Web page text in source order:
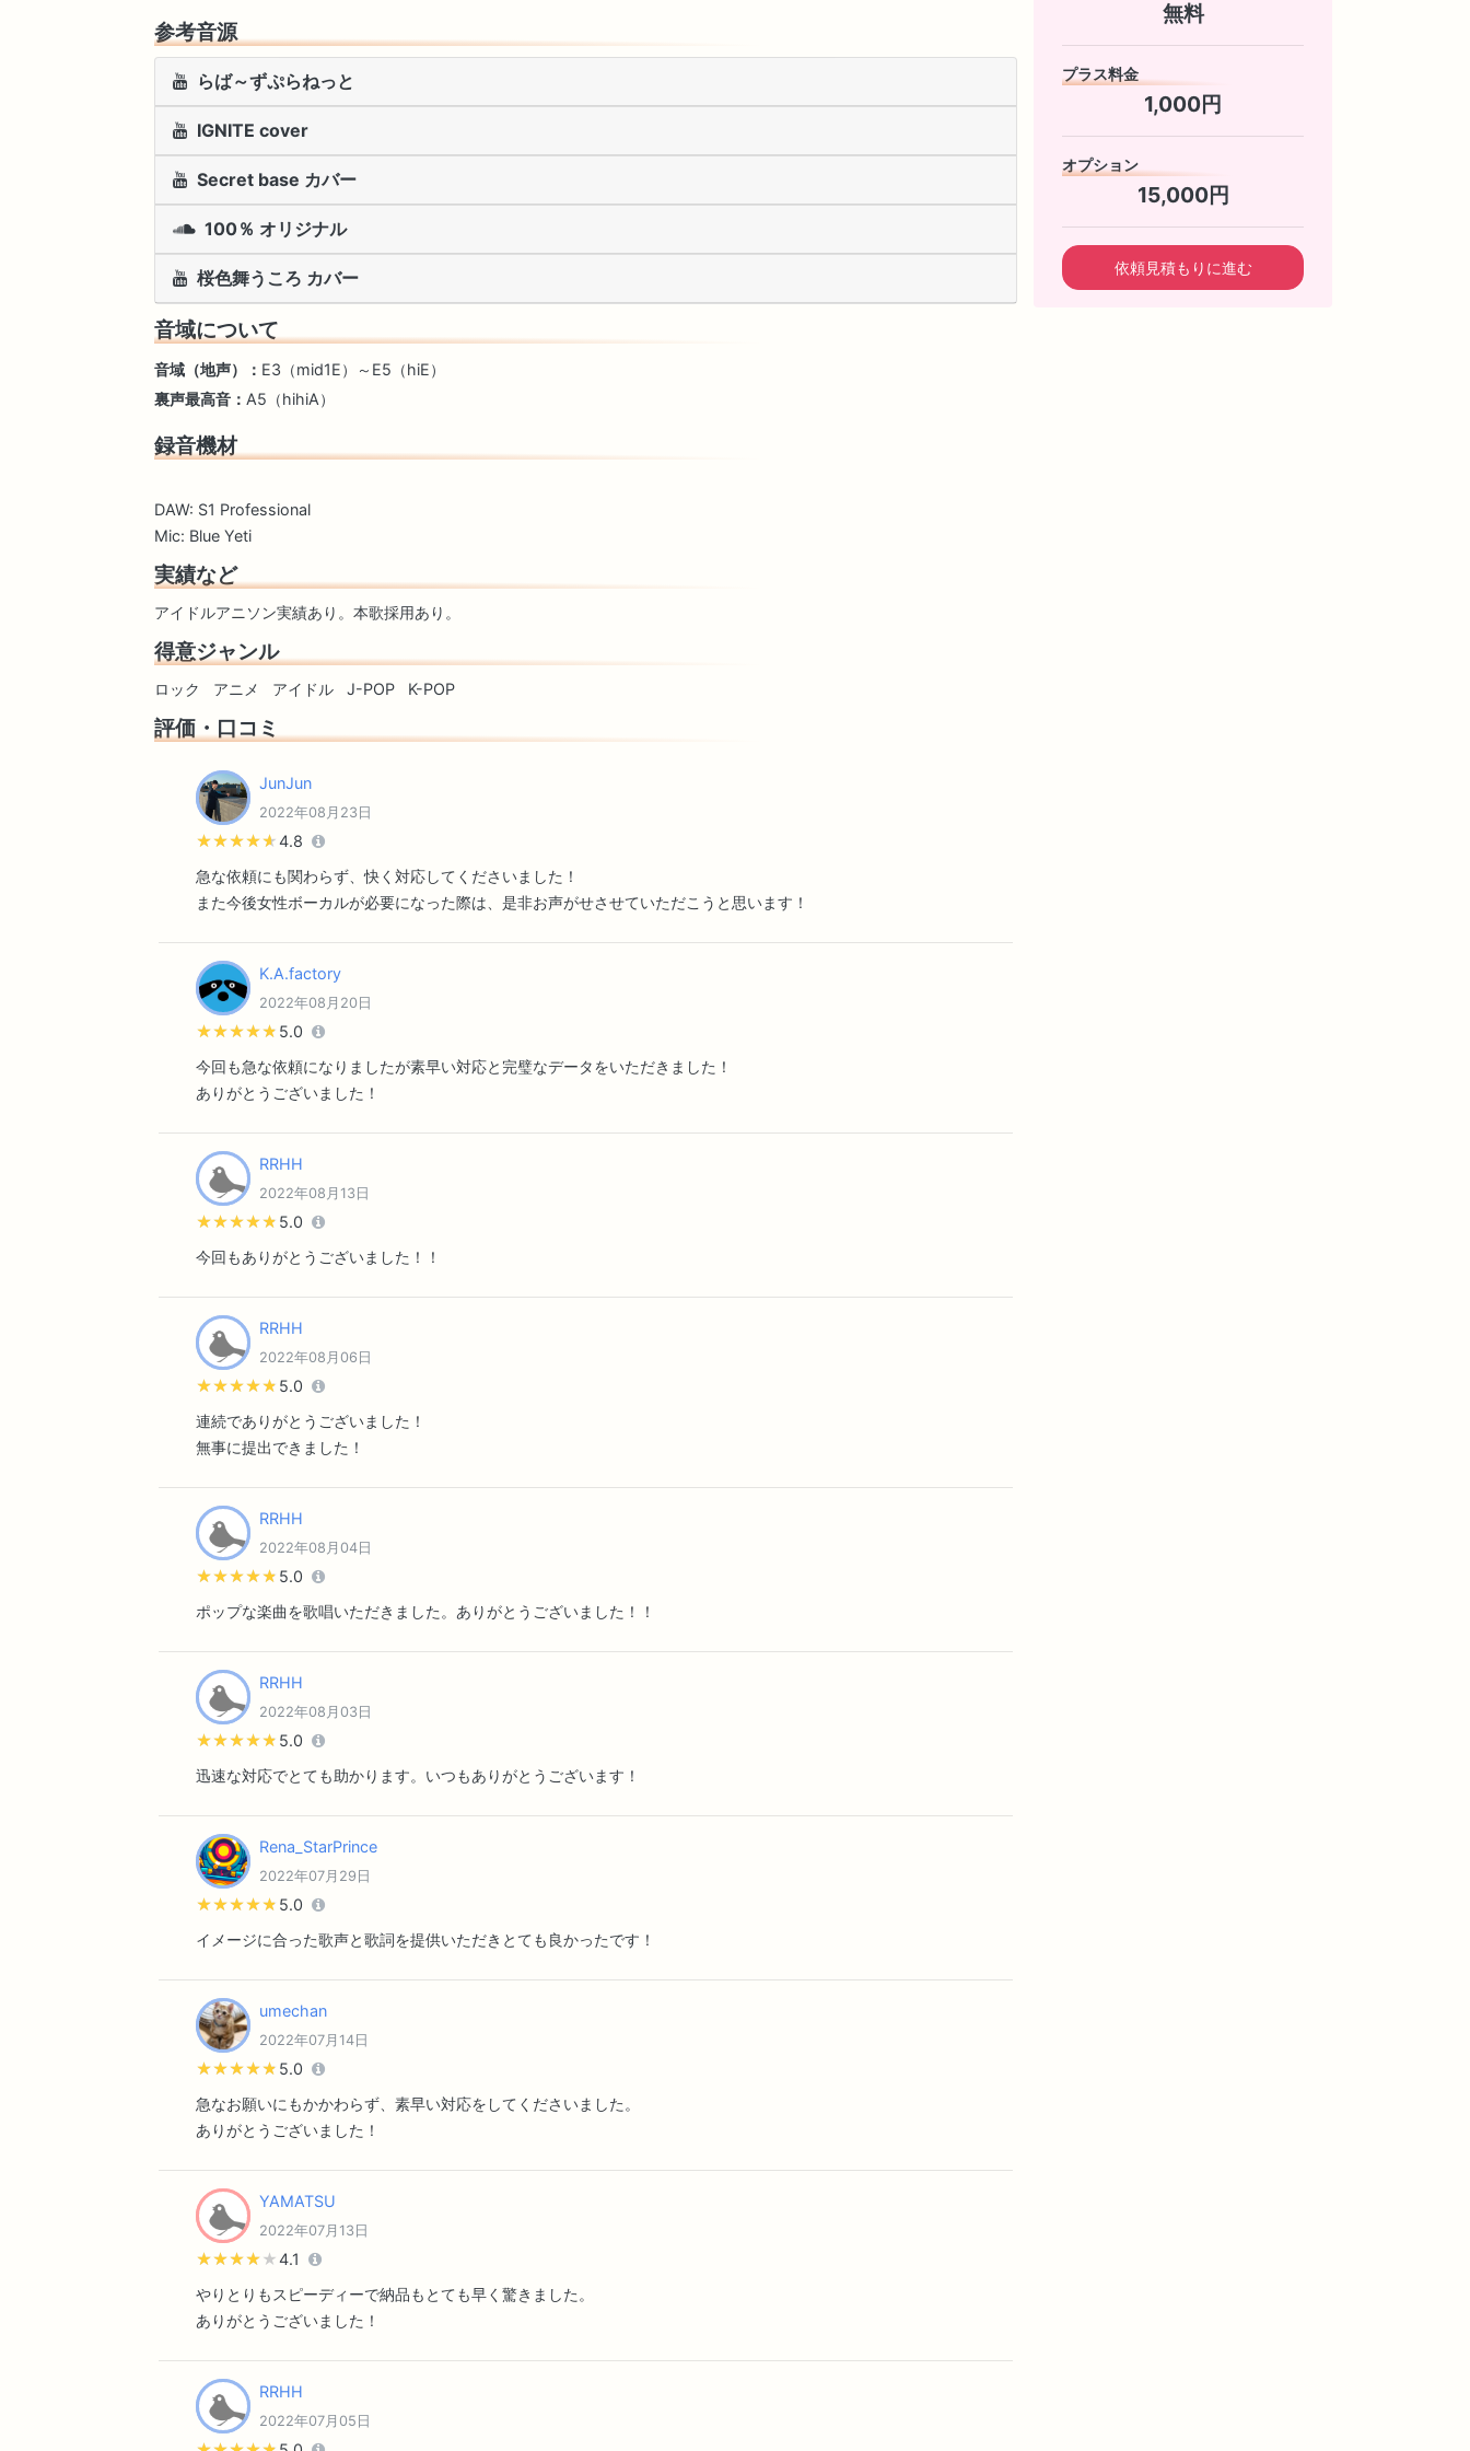
参考音源
らば～ずぷらねっと
IGNITE cover
Secret base カバー
100％ オリジナル
桜色舞うころ カバー
音域について
音域（地声）： E3（mid1E）～E5（hiE）
裏声最高音： A5（hihiA）
録音機材
DAW: S1 Professional
Mic: Blue Yeti
実績など
アイドルアニソン実績あり。本歌採用あり。
得意ジャンル
ロック アニメ アイドル J-POP K-POP
評価・口コミ
JunJun
2022年08月23日
★★★★★
★★★★★4.8
急な依頼にも関わらず、快く対応してくださいました！
また今後女性ボーカルが必要になった際は、是非お声がせさせていただこうと思います！
K.A.factory
2022年08月20日
★★★★★
★★★★★ 5.0
今回も急な依頼になりましたが素早い対応と完璧なデータをいただきました！
ありがとうございました！
RRHH
2022年08月13日
★★★★★
★★★★★ 5.0
今回もありがとうございました！！
RRHH
2022年08月06日
★★★★★
★★★★★ 5.0
連続でありがとうございました！
無事に提出できました！
RRHH
2022年08月04日
★★★★★
★★★★★ 5.0
ポップな楽曲を歌唱いただきました。ありがとうございました！！
RRHH
2022年08月03日
★★★★★
★★★★★ 5.0
迅速な対応でとても助かります。いつもありがとうございます！
Rena_StarPrince
2022年07月29日
★★★★★
★★★★★ 5.0
イメージに合った歌声と歌詞を提供いただきとても良かったです！
umechan
2022年07月14日
★★★★★
★★★★★ 5.0
急なお願いにもかかわらず、素早い対応をしてくださいました。
ありがとうございました！
YAMATSU
2022年07月13日
★★★★★
★★★★★4.1
やりとりもスピーディーで納品もとても早く驚きました。
ありがとうございました！
RRHH
2022年07月05日
無料
プラス料金
1,000円
オプション
15,000円
依頼見積もりに進む